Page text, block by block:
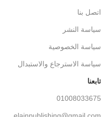
اتصل بنا
سياسة النشر
سياسة الخصوصية
سياسة الاسترجاع والاستبدال
تابعنا
01008033675
elainpublishing@gmail.com